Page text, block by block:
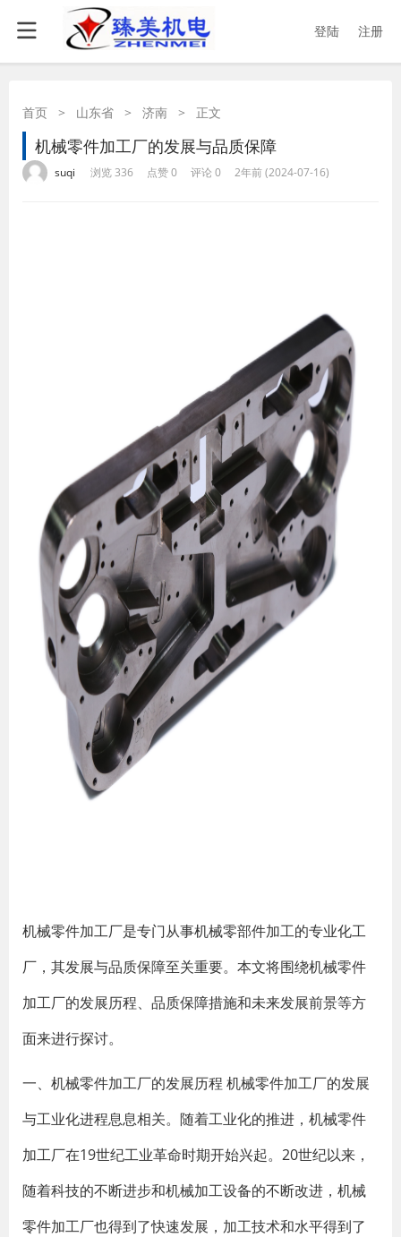
登陆 注册
首页 > 山东省 > 济南 > 正文
机械零件加工厂的发展与品质保障
suqi 浏览 336 点赞 0 评论 0 2年前 (2024-07-16)
机械零件加工厂是专门从事机械零部件加工的专业化工
厂，其发展与品质保障至关重要。本文将围绕机械零件
加工厂的发展历程、品质保障措施和未来发展前景等方
面来进行探讨。
一、机械零件加工厂的发展历程 机械零件加工厂的发展
与工业化进程息息相关。随着工业化的推进，机械零件
加工厂在19世纪工业革命时期开始兴起。20世纪以来，
随着科技的不断进步和机械加工设备的不断改进，机械
零件加工厂也得到了快速发展，加工技术和水平得到了